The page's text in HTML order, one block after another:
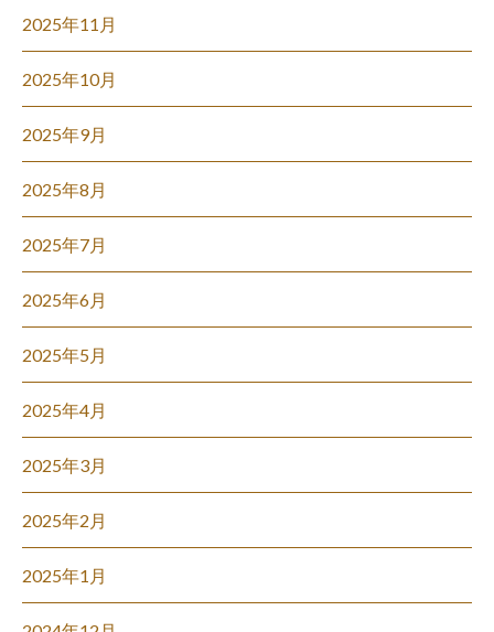
2025年11月
2025年10月
2025年9月
2025年8月
2025年7月
2025年6月
2025年5月
2025年4月
2025年3月
2025年2月
2025年1月